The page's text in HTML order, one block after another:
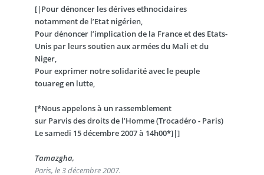
[|Pour dénoncer les dérives ethnocidaires
notamment de l’Etat nigérien,
Pour dénoncer l’implication de la France et des Etats-
Unis par leurs soutien aux armées du Mali et du
Niger,
Pour exprimer notre solidarité avec le peuple
touareg en lutte,
[*Nous appelons à un rassemblement
sur Parvis des droits de l’Homme (Trocadéro - Paris)
Le samedi 15 décembre 2007 à 14h00*]|]
Tamazgha,
Paris, le 3 décembre 2007.